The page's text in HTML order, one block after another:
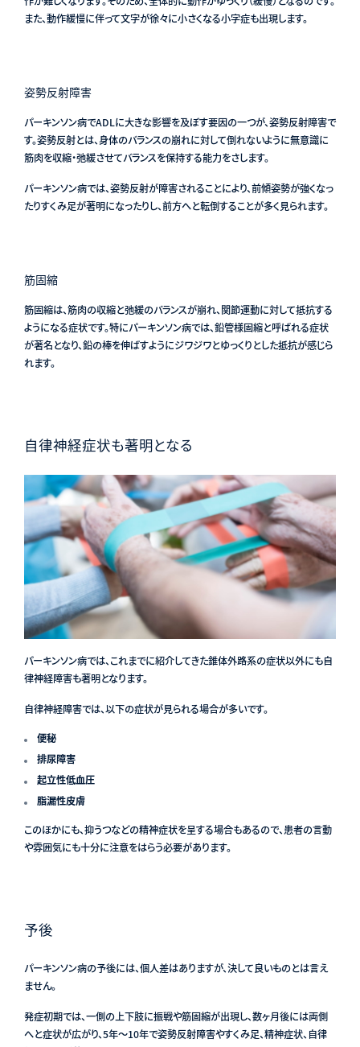
また、動作緩慢に伴って文字が徐々に小さくなる小字症も出現します。
姿勢反射障害
パーキンソン病でADLに大きな影響を及ぼす要因の一つが、姿勢反射障害で
す。姿勢反射とは、身体のバランスの崩れに対して倒れないように無意識に
筋肉を収縮・弛緩させてバランスを保持する能力をさします。
パーキンソン病では、姿勢反射が障害されることにより、前傾姿勢が強くなっ
たりすくみ足が著明になったりし、前方へと転倒することが多く見られます。
筋固縮
筋固縮は、筋肉の収縮と弛緩のバランスが崩れ、関節運動に対して抵抗する
ようになる症状です。特にパーキンソン病では、鉛管様固縮と呼ばれる症状
が著名となり、鉛の棒を伸ばすようにジワジワとゆっくりとした抵抗が感じら
れます。
自律神経症状も著明となる
パーキンソン病では、これまでに紹介してきた錐体外路系の症状以外にも自
律神経障害も著明となります。
自律神経障害では、以下の症状が見られる場合が多いです。
便秘
排尿障害
起立性低血圧
脂漏性皮膚
このほかにも、抑うつなどの精神症状を呈する場合もあるので、患者の言動
や雰囲気にも十分に注意をはらう必要があります。
予後
パーキンソン病の予後には、個人差はありますが、決して良いものとは言え
ません。
発症初期では、一側の上下肢に振戦や筋固縮が出現し、数ヶ月後には両側
へと症状が広がり、5年〜10年で姿勢反射障害やすくみ足、精神症状、自律